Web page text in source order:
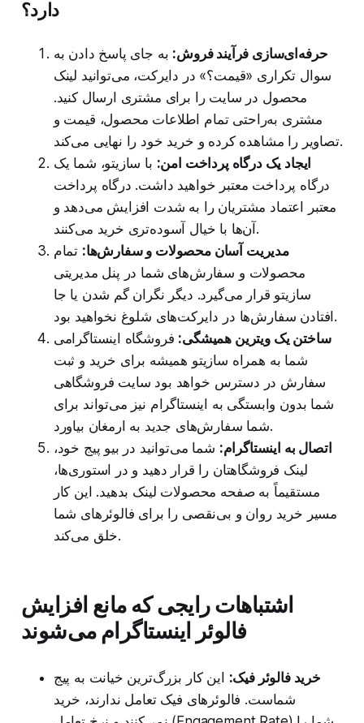
دارد؟
حرفه‌ای‌سازی فرآیند فروش: به جای پاسخ دادن به
سوال تکراری «قیمت؟» در دایرکت، می‌توانید لینک
محصول در سایت را برای مشتری ارسال کنید.
مشتری به‌راحتی تمام اطلاعات محصول، قیمت و
تصاویر را مشاهده کرده و خرید خود را نهایی می‌کند.
ایجاد یک درگاه پرداخت امن: با سازیتو، شما یک
درگاه پرداخت معتبر خواهید داشت. درگاه پرداخت
معتبر اعتماد مشتریان را به شدت افزایش می‌دهد و
آن‌ها با خیال آسوده‌تری خرید می‌کنند.
مدیریت آسان محصولات و سفارش‌ها: تمام
محصولات و سفارش‌های شما در پنل مدیریتی
سازیتو قرار می‌گیرد. دیگر نگران گم شدن یا جا
افتادن سفارش‌ها در دایرکت‌های شلوغ نخواهید بود.
ساختن یک ویترین همیشگی: فروشگاه اینستاگرامی
شما به همراه سازیتو همیشه برای خرید و ثبت
سفارش در دسترس خواهد بود سایت فروشگاهی
شما بدون وابستگی به اینستاگرام نیز می‌تواند برای
شما سفارش‌های جدید به ارمغان بیاورد.
اتصال به اینستاگرام: شما می‌توانید در بیو پیج خود،
لینک فروشگاهتان را قرار دهید و در استوری‌ها،
مستقیماً به صفحه محصولات لینک بدهید. این کار
مسیر خرید روان و بی‌نقصی را برای فالوئرهای شما
خلق می‌کند.
اشتباهات رایجی که مانع افزایش
فالوئر اینستاگرام می‌شوند
خرید فالوئر فیک: این کار بزرگ‌ترین خیانت به پیج
شماست. فالوئرهای فیک تعامل ندارند، خرید